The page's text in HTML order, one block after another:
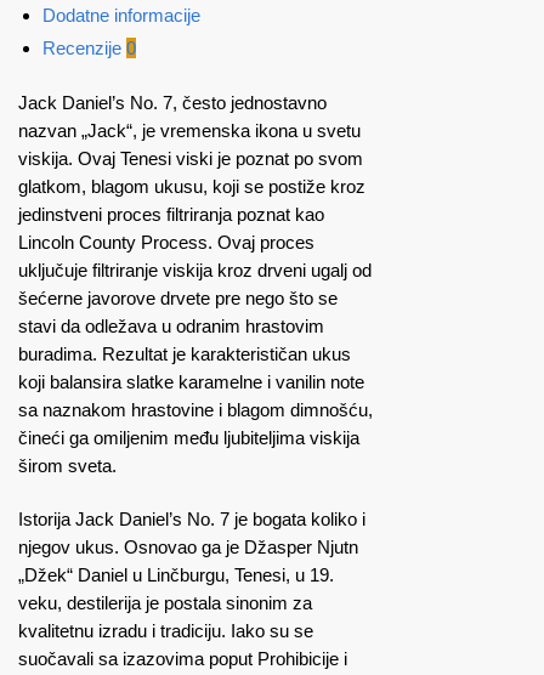
Dodatne informacije
Recenzije 0
Jack Daniel’s No. 7, često jednostavno
nazvan „Jack“, je vremenska ikona u svetu
viskija. Ovaj Tenesi viski je poznat po svom
glatkom, blagom ukusu, koji se postiže kroz
jedinstveni proces filtriranja poznat kao
Lincoln County Process. Ovaj proces
uključuje filtriranje viskija kroz drveni ugalj od
šećerne javorove drvete pre nego što se
stavi da odležava u odranim hrastovim
buradima. Rezultat je karakterističan ukus
koji balansira slatke karamelne i vanilin note
sa naznakom hrastovine i blagom dimnošću,
čineći ga omiljenim među ljubiteljima viskija
širom sveta.
Istorija Jack Daniel’s No. 7 je bogata koliko i
njegov ukus. Osnovao ga je Džasper Njutn
„Džek“ Daniel u Linčburgu, Tenesi, u 19.
veku, destilerija je postala sinonim za
kvalitetnu izradu i tradiciju. Iako su se
suočavali sa izazovima poput Prohibicije i